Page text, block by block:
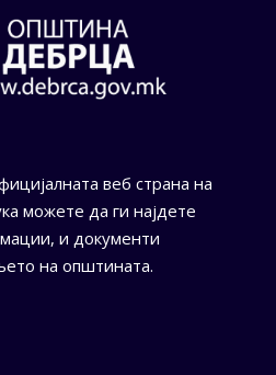
веб страна на
можете да ги најдете
и документи
на општината.